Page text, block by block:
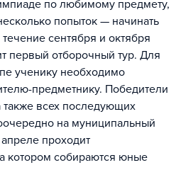
по любимому предмету,
попыток — начинать
сентября и октября
первый отборочный тур. Для
ученику необходимо
предметнику. Победители
всех последующих
на муниципальный
проходит
котором собираются юные